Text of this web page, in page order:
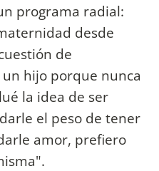
programa radial:
desde
de
hijo porque nunca
la idea de ser
el peso de tener
amor, prefiero